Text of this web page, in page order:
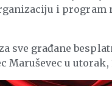
i program
sve građane
Maruševec u utorak,